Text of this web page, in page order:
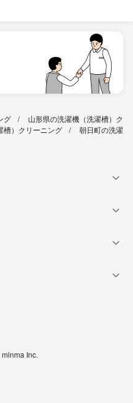
グ
山形県の洗濯機（洗濯槽）ク
槽）クリーニング
朝日町の洗濯
Inc.